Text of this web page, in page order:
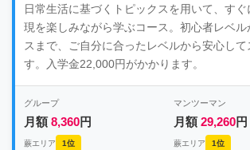
日常生活に基づくトピックスを用いて、す
現を楽しみながら学ぶコース。初心者レベル
スまで、ご自分に合ったレベルから安心して
す。入学金22,000円がかかります。
グループ
月額8,360円
蕨エリア 1位
マンツーマン
月額29,260円
蕨エリア 1位